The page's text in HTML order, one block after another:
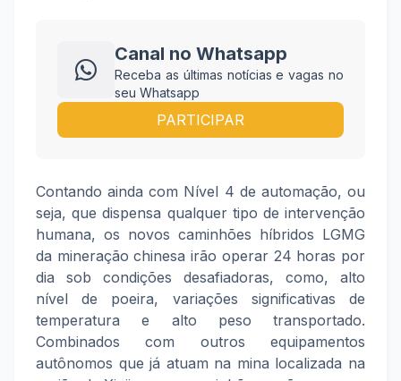
Canal no Whatsapp
Receba as últimas notícias e vagas no
seu Whatsapp
PARTICIPAR
Contando ainda com Nível 4 de automação, ou
seja, que dispensa qualquer tipo de intervenção
humana, os novos caminhões híbridos LGMG
da mineração chinesa irão operar 24 horas por
dia sob condições desafiadoras, como, alto
nível de poeira, variações significativas de
temperatura e alto peso transportado.
Combinados com outros equipamentos
autônomos que já atuam na mina localizada na